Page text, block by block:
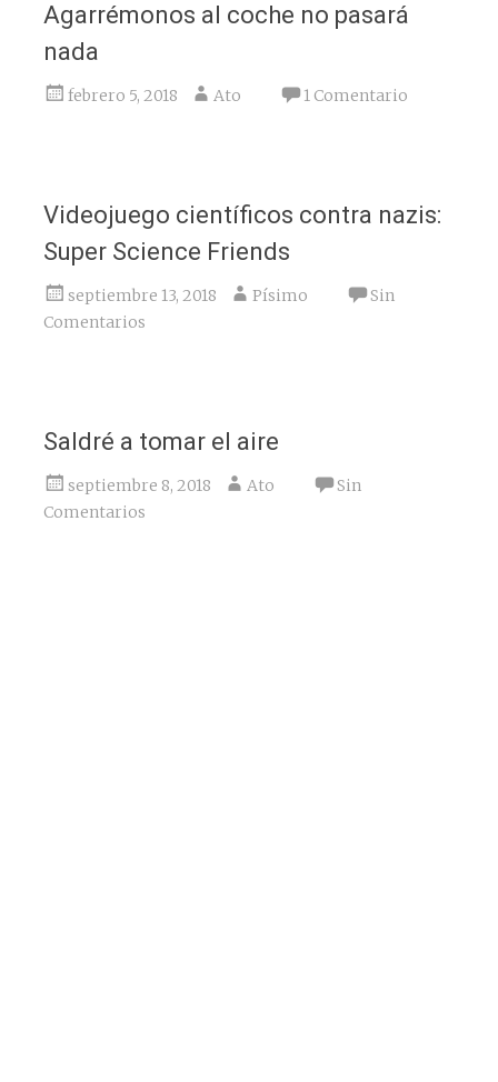
Agarrémonos al coche no pasará
nada
febrero 5, 2018 Ato 1 Comentario
Videojuego científicos contra nazis:
Super Science Friends
septiembre 13, 2018 Písimo
Sin
Comentarios
Saldré a tomar el aire
septiembre 8, 2018 Ato
Sin
Comentarios